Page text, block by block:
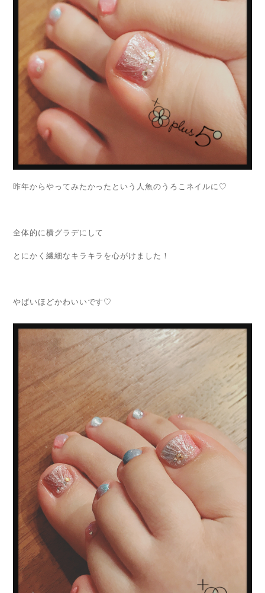
昨年からやってみたかったという人魚のうろこネイルに♡
全体的に横グラデにして
とにかく繊細なキラキラを心がけました！
やばいほどかわいいです♡